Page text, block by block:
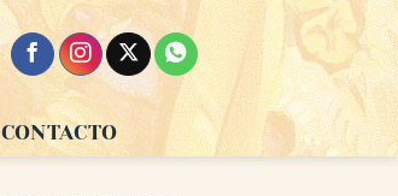
CONTACTO